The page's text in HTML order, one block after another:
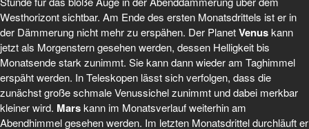
Westhorizont sichtbar. Am Ende des ersten Monatsdrittels ist er in
der Dämmerung nicht mehr zu erspähen. Der PlanetVenuskann
jetzt als Morgenstern gesehen werden, dessen Helligkeit bis
Monatsende stark zunimmt. Sie kann dann wieder am Taghimmel
erspäht werden. In Teleskopen lässt sich verfolgen, dass die
zunächst große schmale Venussichel zunimmt und dabei merkbar
kleiner wird. Marskann im Monatsverlauf weiterhin am
Abendhimmel gesehen werden. Im letzten Monatsdrittel durchläuft er